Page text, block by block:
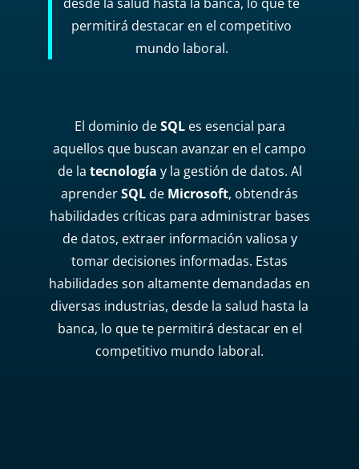
permitirá destacar en el competitivo
mundo laboral.
El dominio deSQLes esencial para
aquellos que buscan avanzar en el campo
de la tecnología y la gestión de datos. Al
aprenderSQLde Microsoft, obtendrás
habilidades críticas para administrar bases
de datos, extraer información valiosa y
tomar decisiones informadas. Estas
habilidades son altamente demandadas en
diversas industrias, desde la salud hasta la
banca, lo que te permitirá destacar en el
competitivo mundo laboral.